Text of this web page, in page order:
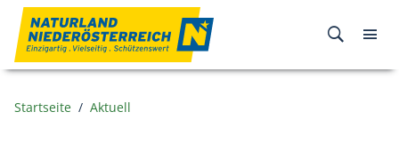
Zum Inhalt
Startseite Aktuell